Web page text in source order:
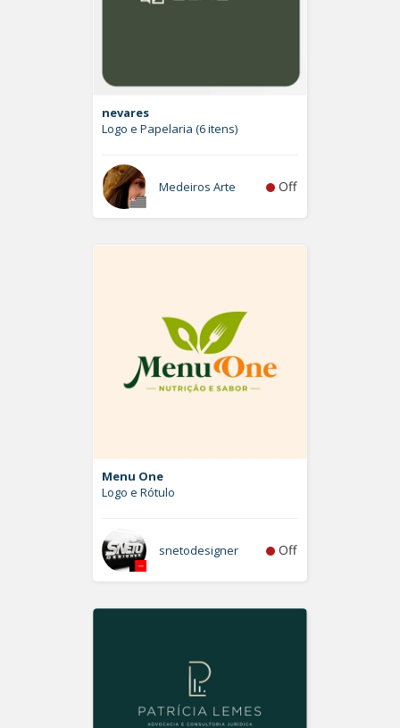
nevares
Logo e Papelaria (6 itens)
Medeiros Arte Off
Menu One
Logo e Rótulo
snetodesigner Off